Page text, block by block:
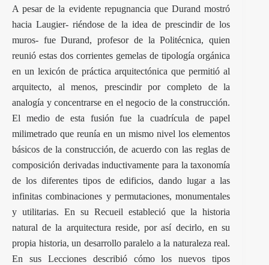
A pesar de la evidente repugnancia que Durand mostró
hacia Laugier- riéndose de la idea de prescindir de los
muros- fue Durand, profesor de la Politécnica, quien
reunió estas dos corrientes gemelas de tipología orgánica
en un lexicón de práctica arquitectónica que permitió al
arquitecto, al menos, prescindir por completo de la
analogía y concentrarse en el negocio de la construcción.
El medio de esta fusión fue la cuadrícula de papel
milimetrado que reunía en un mismo nivel los elementos
básicos de la construcción, de acuerdo con las reglas de
composición derivadas inductivamente para la taxonomía
de los diferentes tipos de edificios, dando lugar a las
infinitas combinaciones y permutaciones, monumentales
y utilitarias. En su Recueil estableció que la historia
natural de la arquitectura reside, por así decirlo, en su
propia historia, un desarrollo paralelo a la naturaleza real.
En sus Lecciones describió cómo los nuevos tipos